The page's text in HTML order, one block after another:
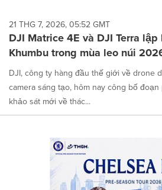
21 THG 7, 2026, 05:52 GMT
DJI Matrice 4E và DJI Terra
Khumbu trong mùa leo núi
DJI, công ty hàng đầu thế giới về drone
camera sáng tạo, hôm nay công bố
khảo sát mới về thác...